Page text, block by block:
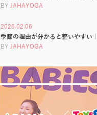
BY JAHAYOGA
2026.02.06
季節の理由が分かると整いやす
BY JAHAYOGA